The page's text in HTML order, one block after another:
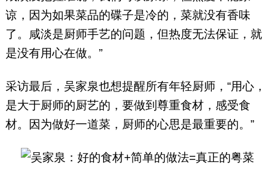
谅，因为如果菜品的碟子是冷的，菜就没有香味
了。咸淡是厨师手艺的问题，但热度无法保证，就
是没有用心在做。”
采访最后，吴家泉也想提醒所有年轻厨师，“用心，
是大于厨师的厨艺的，要做到尊重食材，感受食
材。因为做好一道菜，厨师的心思是最重要的。”